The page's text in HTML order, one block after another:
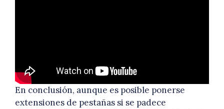
En conclusión, aunque es posible ponerse
extensiones de pestañas si se padece